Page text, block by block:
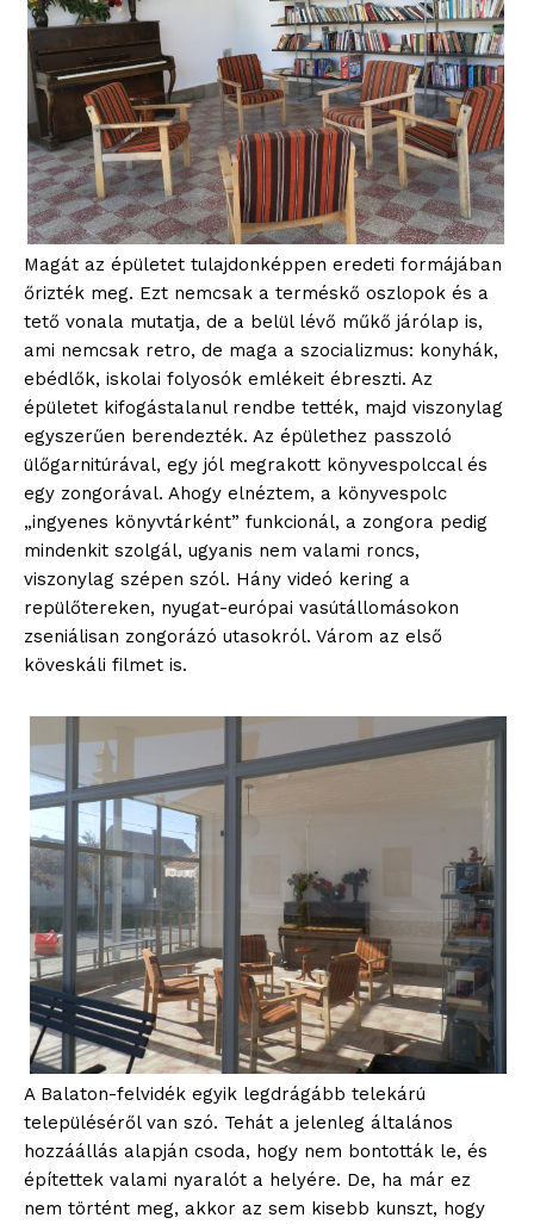
Magát az épületet tulajdonképpen eredeti formájában
őrizték meg. Ezt nemcsak a terméskő oszlopok és a
tető vonala mutatja, de a belül lévő műkő járólap is,
ami nemcsak retro, de maga a szocializmus: konyhák,
ebédlők, iskolai folyosók emlékeit ébreszti. Az
épületet kifogástalanul rendbe tették, majd viszonylag
egyszerűen berendezték. Az épülethez passzoló
ülőgarnitúrával, egy jól megrakott könyvespolccal és
egy zongorával. Ahogy elnéztem, a könyvespolc
„ingyenes könyvtárként” funkcionál, a zongora pedig
mindenkit szolgál, ugyanis nem valami roncs,
viszonylag szépen szól. Hány videó kering a
repülőtereken, nyugat-európai vasútállomásokon
zseniálisan zongorázó utasokról. Várom az első
köveskáli filmet is.
A Balaton-felvidék egyik legdrágább telekárú
településéről van szó. Tehát a jelenleg általános
hozzáállás alapján csoda, hogy nem bontották le, és
építettek valami nyaralót a helyére. De, ha már ez
nem történt meg, akkor az sem kisebb kunszt, hogy